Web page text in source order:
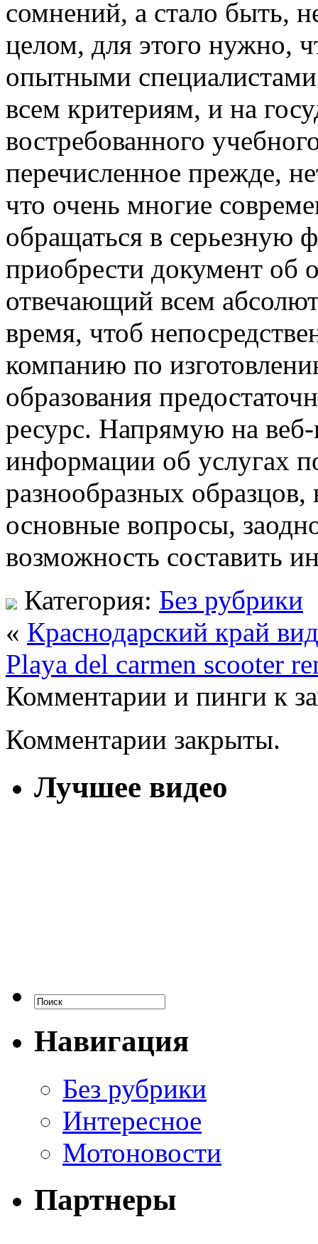
сомнений, а стало быть,
целом, для этого нужно,
опытными
всем критериям, и на
востребованного
перечисленное прежде,
что очень многие
обращаться в серьезную
приобрести документ об
отвечающий всем
время, чтоб
компанию по
образования
ресурс. Напрямую на веб-
информации об услугах
разнообразных
основные вопросы,
возможность составить
Категория: Без рубрики
« Краснодарский край
Playa del carmen scooter
Комментарии и пинги к
Комментарии закрыты.
Лучшее видео
Навигация
Без рубрики
Интересное
Мотоновости
Партнеры